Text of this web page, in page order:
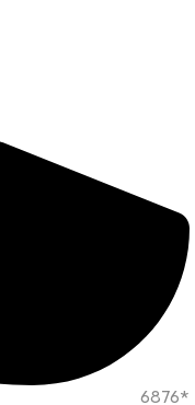
*6876